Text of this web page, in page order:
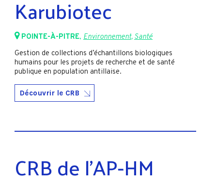
Karubiotec
POINTE-À-PITRE, Environnement,Santé
Gestion de collections d’échantillons biologiques
humains pour les projets de recherche et de santé
publique en population antillaise.
Découvrir le CRB
CRB de l’AP-HM